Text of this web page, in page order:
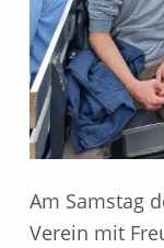
Am Samstag
Verein mit